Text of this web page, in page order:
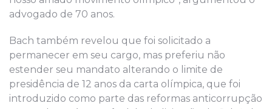
advogado de 70 anos.
Bach também revelou que foi solicitado a
permanecer em seu cargo, mas preferiu não
estender seu mandato alterando o limite de
presidência de 12 anos da carta olímpica, que foi
introduzido como parte das reformas anticorrupção